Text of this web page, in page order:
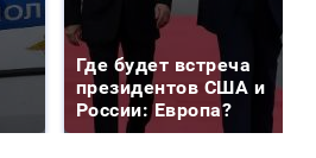
Где будет встреча
президентов США и
России: Европа?